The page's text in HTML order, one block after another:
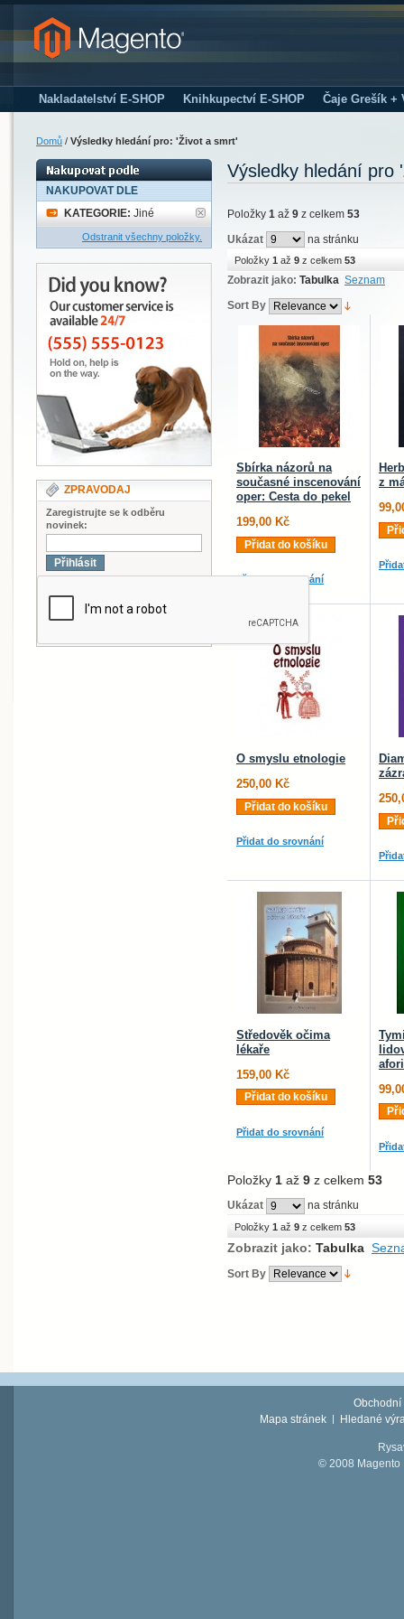
Nakladatelství E-SHOP Knihkupectví E-SHOP Čaje Grešík +
Domů / Výsledky hledání pro: 'Život a smrt'
NAKUPOVAT DLE
KATEGORIE: Jiné
Odstranit všechny položky.
ZPRAVODAJ
Zaregistrujte se k odběru
novinek:
Přihlásit
Výsledky hledání pro
Položky 1 až 9 z celkem 53
Ukázat
na stránku
Položky 1 až 9 z celkem 53
Zobrazit jako: Tabulka Seznam
Sort By
Sbírka názorů na
současné inscenování
oper: Cesta do pekel
199,00 Kč
Přidat do košíku
Přidat do srovnání
z
O smyslu etnologie
250,00 Kč
Přidat do košíku
Přidat do srovnání
Středověk očima
lékaře
159,00 Kč
Přidat do košíku
Přidat do srovnání
Položky 1 až 9 z celkem 53
Ukázat na stránku
Položky 1 až 9 z celkem 53
Zobrazit jako: Tabulka
Sort By
Obchodní
Mapa stránek
Hledané
© 2008 Magento